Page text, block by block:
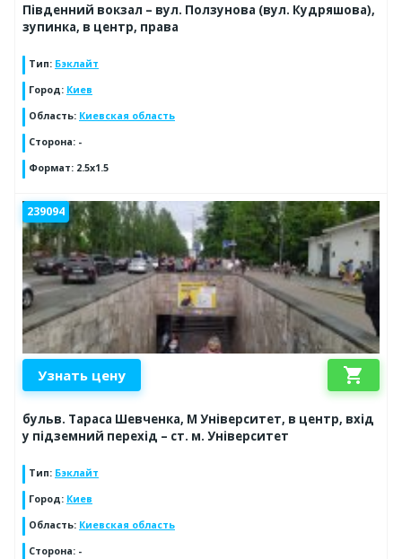
Південний вокзал – вул. Ползунова (вул. Кудряшова),
зупинка, в центр, права
Тип: Бэклайт
Город: Киев
Область: Киевская область
Сторона: -
Формат: 2.5x1.5
239094
Узнать цену shopping_cart
бульв. Тараса Шевченка, М Університет, в центр, вхід
у підземний перехід – ст. м. Університет
Тип: Бэклайт
Город: Киев
Область: Киевская область
Сторона: -